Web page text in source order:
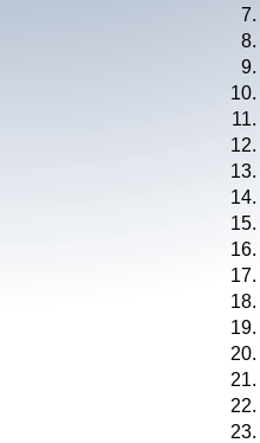
7.
8.
9.
10.
11.
12.
13.
14.
15.
16.
17.
18.
19.
20.
21.
22.
23.